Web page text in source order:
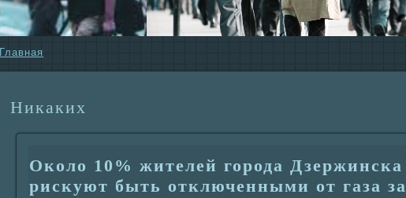
Главнaя
Никаких
Около 10% жителей города Дзержинска
рискyют быть отключенными от газа за